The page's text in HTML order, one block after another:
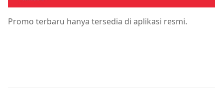
Promo terbaru hanya tersedia di aplikasi resmi.